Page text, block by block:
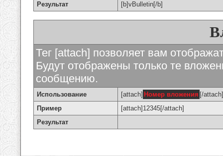
Результат
[b]vBulletin[/b]
Тег [attach] позволяет вам
Будут отображены только те
сообщению.
Использование [attach] Номер вложения [/attach]
Пример
[attach]12345[/attach]
Результат